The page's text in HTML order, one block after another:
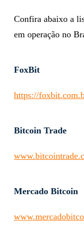
Confira abaixo a
em operação no
FoxBit
https://
Bitcoin Trade
Mercado Bitcoin